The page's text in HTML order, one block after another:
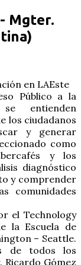
Mgter.
Este
Público a la
entienden
los ciudadanos
y generar
como
y los
diagnóstico
y comprender
comunidades
el Technology
la Escuela de
– Seattle.
de todos los
Ricardo Gómez